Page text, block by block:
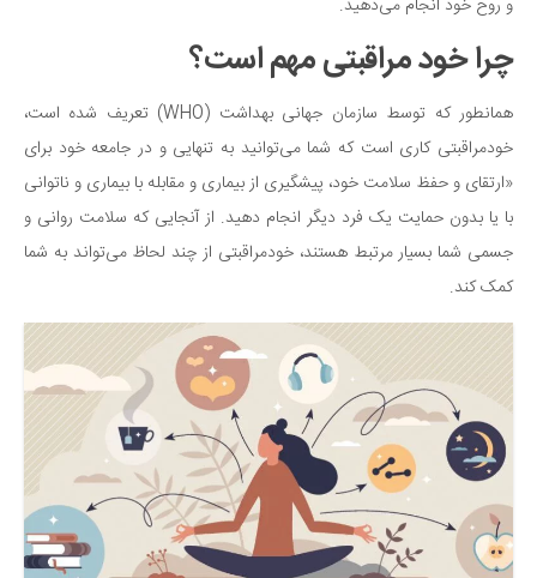
بیماری و درمان
کودک و مادر
ورزش و تندرستی
روانشناسی
مراکز پزشکی و دارویی
فرهنگ و هنر
سینما و تئاتر
تلویزیون
موسیقی
چهره‌ها
عکاسی و هنرهای تجسمی
کتاب و کتاب‌خوانی
تاریخ
معماری
و روح خود انجام می‌دهید.
چرا خود مراقبتی مهم است؟
همانطور که توسط سازمان جهانی بهداشت (WHO) تعریف شده است،
خودمراقبتی کاری است که شما می‌توانید به تنهایی و در جامعه خود برای
«ارتقای و حفظ سلامت خود، پیشگیری از بیماری و مقابله با بیماری و ناتوانی
با یا بدون حمایت یک فرد دیگر انجام دهید. از آنجایی که سلامت روانی و
جسمی شما بسیار مرتبط هستند، خودمراقبتی از چند لحاظ می‌تواند به شما
کمک کند.